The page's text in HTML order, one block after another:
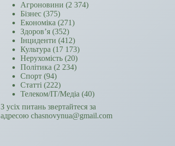
Агроновини (2 374)
Бізнес (375)
Економіка (271)
Здоров’я (352)
Інциденти (412)
Культура (17 173)
Нерухомість (20)
Політика (2 234)
Спорт (94)
Статті (222)
Телеком/ІТ/Медіа (40)
З усіх питань звертайтеся за
адресою chasnovynua@gmail.com